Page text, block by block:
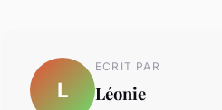
L
ECRIT PAR
Léonie